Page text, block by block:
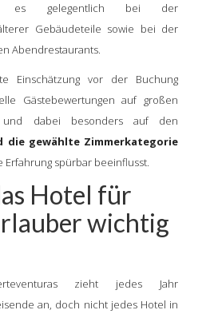
es gelegentlich bei der
Gebäudeteile sowie bei der
Abendrestaurants.
Einschätzung vor der Buchung
Gästebewertungen auf großen
und dabei besonders auf den
die gewählte Zimmerkategorie
Erfahrung spürbar beeinflusst.
Hotel für
wichtig
zieht jedes Jahr
an, doch nicht jedes Hotel in